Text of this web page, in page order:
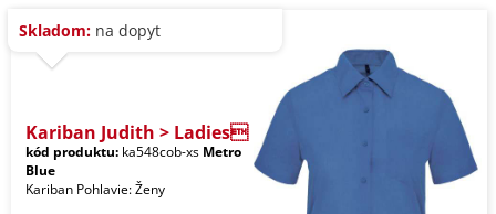
Skladom: na dopyt
Kariban Judith > Ladies
kód produktu: ka548cob-xs Metro
Blue
Kariban Pohlavie: Ženy